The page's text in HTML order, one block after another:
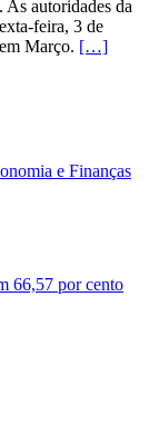
As autoridades da
feira, 3 de
Março. […]
e Finanças
66,57 por cento